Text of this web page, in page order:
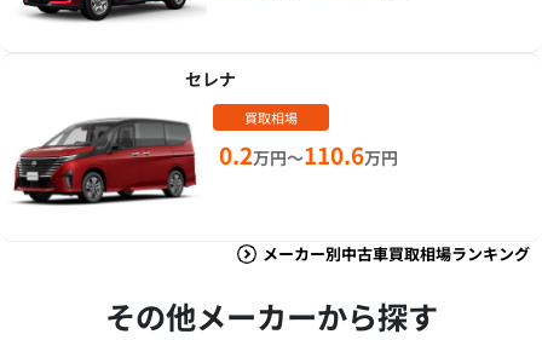
セレナ
買取相場
0.2万円～110.6万円
メーカー別中古車買取相場ランキング
その他メーカーから探す